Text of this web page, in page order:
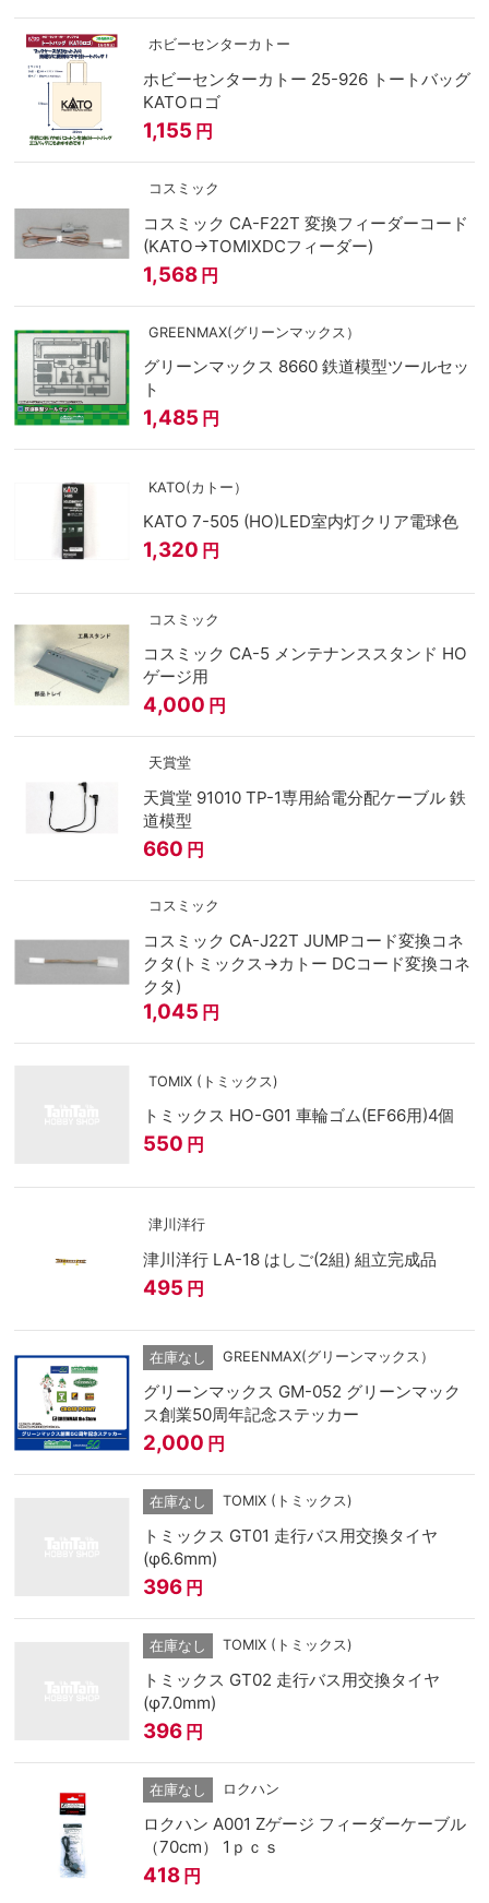
ホビーセンターカトー
ホビーセンターカトー 25-926 トートバッグ
KATOロゴ
1,155 円
コスミック
コスミック CA-F22T 変換フィーダーコード
(KATO→TOMIXDCフィーダー)
1,568 円
GREENMAX(グリーンマックス）
グリーンマックス 8660 鉄道模型ツールセッ
ト
1,485 円
KATO(カトー）
KATO 7-505 (HO)LED室内灯クリア電球色
1,320 円
コスミック
コスミック CA-5 メンテナンススタンド HO
ゲージ用
4,000 円
天賞堂
天賞堂 91010 TP-1専用給電分配ケーブル 鉄
道模型
660 円
コスミック
コスミック CA-J22T JUMPコード変換コネ
クタ(トミックス→カトー DCコード変換コネ
クタ)
1,045 円
TOMIX (トミックス)
トミックス HO-G01 車輪ゴム(EF66用)4個
550 円
津川洋行
津川洋行 LA-18 はしご(2組) 組立完成品
495 円
在庫なし GREENMAX(グリーンマックス）
グリーンマックス GM-052 グリーンマック
ス創業50周年記念ステッカー
2,000 円
在庫なし TOMIX (トミックス)
トミックス GT01 走行バス用交換タイヤ
(φ6.6mm)
396 円
在庫なし TOMIX (トミックス)
トミックス GT02 走行バス用交換タイヤ
(φ7.0mm)
396 円
在庫なし ロクハン
ロクハン A001 Zゲージ フィーダーケーブル
（70cm） 1ｐｃｓ
418 円